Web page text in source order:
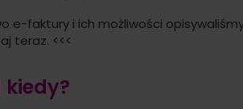
e-faktury i ich możliwości
teraz. <<<
kiedy?